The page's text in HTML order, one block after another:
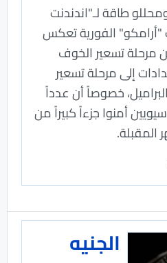
طاقة لـ"اندندنت
"أرامكو" الفورية تعكس
مرحلة تسعير الخوف
إلى مرحلة تسعير
خصوصاً أن عدداً
أمنوا جزءاً كبيراً من
المقبلة.
الجنيه